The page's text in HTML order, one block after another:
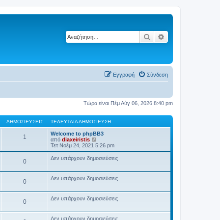
Αναζήτηση
Σύνδεση
Εγγραφή
Τώρα είναι Πέμ Αύγ 06, 2026 8:40 pm
ΔΗΜΟΣΙΕΎΣΕΙΣ ΤΕΛΕΥΤΑΊΑ ΔΗΜΟΣΊΕΥΣΗ
1
Welcome to phpBB3
από diaxeiristis
ρ
ο
β
ή
τ
ς
τ
Τετ Νοέμ 24, 2021 5:26 pm
0 Δεν υπάρχουν δημοσιεύσεις
0 Δεν υπάρχουν δημοσιεύσεις
0 Δεν υπάρχουν δημοσιεύσεις
Δεν υπάρχουν δημοσιεύσεις